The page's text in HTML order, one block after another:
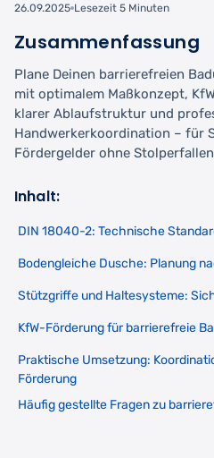
26.09.2025 Lesezeit 5 Minuten
Zusammenfassung
Plane Deinen barrierefreien
mit optimalem Maßkonzept,
klarer Ablaufstruktur und
Handwerkerkoordination – für
Fördergelder ohne
Inhalt:
DIN 18040-2: Technische
Bodengleiche Dusche: Planung
Stützgriffe und Haltesysteme:
KfW-Förderung für barrierefreie
Praktische Umsetzung:
Förderung
Häufig gestellte Fragen zu